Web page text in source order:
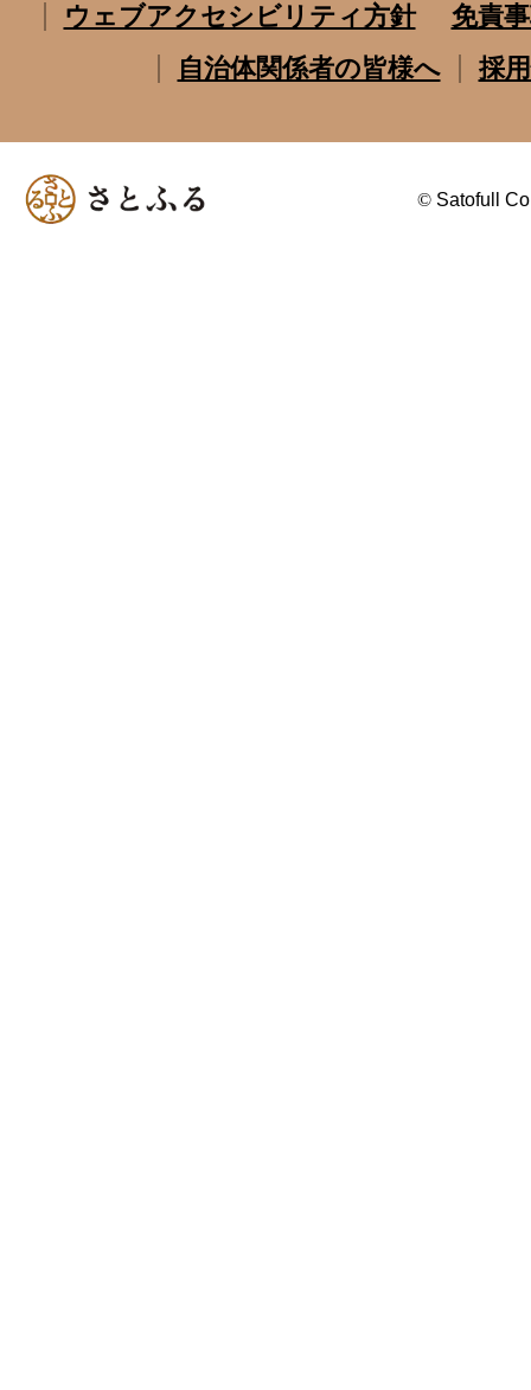
ウェブアクセシビリティ方針
免責
自治体関係者の皆様へ
採
© Satofull